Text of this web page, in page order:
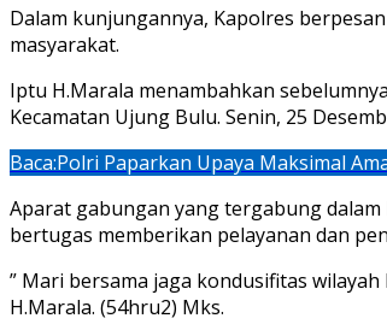
Dalam kunjungannya, Kapolres
masyarakat.
Iptu H.Marala menambahkan
Kecamatan Ujung Bulu. Senin, 25
Baca:Polri Paparkan Upaya Maksimal
Aparat gabungan yang tergabung
bertugas memberikan pelayanan dan
” Mari bersama jaga kondusifitas
H.Marala. (54hru2) Mks.